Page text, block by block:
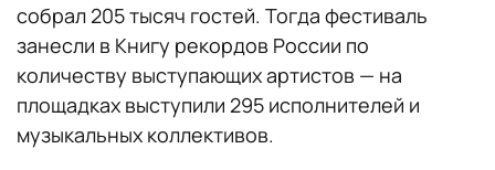
собрал 205 тысяч гостей. Тогда фестиваль
занесли в Книгу рекордов России по
количеству выступающих артистов — на
площадках выступили 295 исполнителей и
музыкальных коллективов.